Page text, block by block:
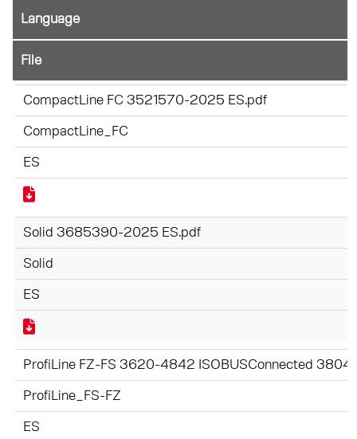
File
CompactLine FC 3521570-2025 ES.pdf
CompactLine_FC
ES
Solid 3685390-2025 ES.pdf
Solid
ES
ProfiLine FZ-FS 3620-4842 ISOBUSConnected
ProfiLine_FS-FZ
ES